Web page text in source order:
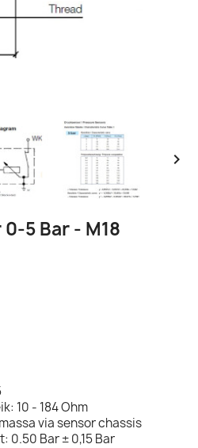

5 Bar - M18
10 - 184 Ohm
via sensor chassis
Bar ± 0,15 Bar